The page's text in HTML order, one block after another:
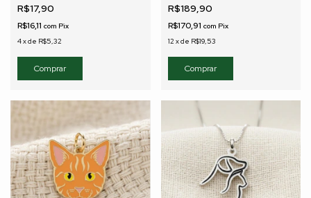
R$17,90
R$16,11 com Pix
4xde R$5,32
R$189,90
R$170,91 com Pix
12 xde R$19,53